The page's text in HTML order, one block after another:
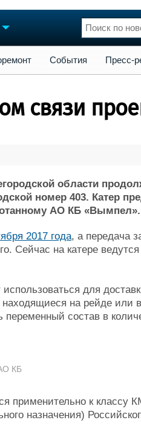
Конференции
Личности
События Пресс-
связи
области
номер 403. Катер
АО КБ «Вымпел».
2017 года, а передача
Сейчас на катере
для
находящиеся на рейде или
состав в
КБ
применительно к классу
назначения)